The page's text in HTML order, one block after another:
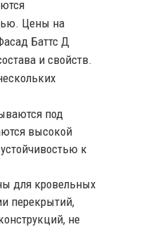
Цены на
Баттс Д
и свойств.
под
высокой
к
для кровельных
перекрытий,
не